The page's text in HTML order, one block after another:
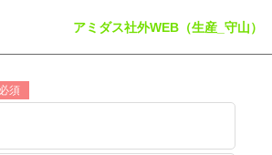
アミダス社外WEB（生産_守山）